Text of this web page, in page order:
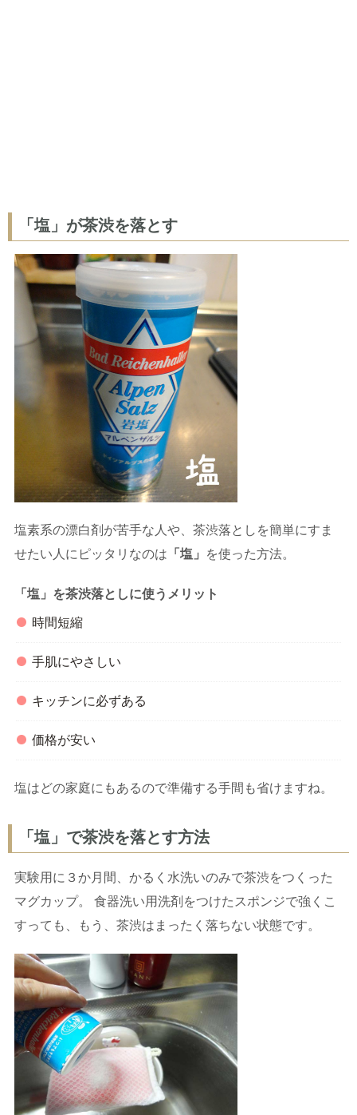
「塩」が茶渋を落とす
塩素系の漂白剤が苦手な人や、茶渋落としを簡単にすま
せたい人にピッタリなのは 「塩」 を使った方法。
「塩」を茶渋落としに使うメリット
時間短縮
手肌にやさしい
キッチンに必ずある
価格が安い
塩はどの家庭にもあるので準備する手間も省けますね。
「塩」で茶渋を落とす方法
実験用に３か月間、かるく水洗いのみで茶渋をつくった
マグカップ。 食器洗い用洗剤をつけたスポンジで強くこ
すっても、もう、茶渋はまったく落ちない状態です。